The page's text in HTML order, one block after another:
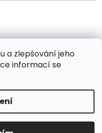
a zlepšování jeho
informací se
Premium
práva vyhrazena.